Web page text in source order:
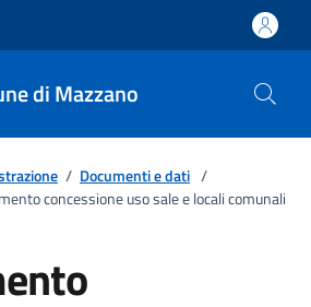
di Mazzano
/ Documenti e dati /
concessione uso sale e locali comunali